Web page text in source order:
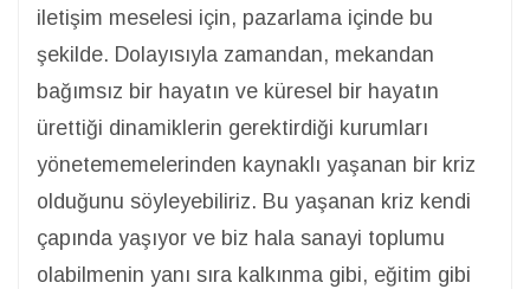
iletişim meselesi için, pazarlama içinde bu
şekilde. Dolayısıyla zamandan, mekandan
bağımsız bir hayatın ve küresel bir hayatın
ürettiği dinamiklerin gerektirdiği kurumları
yönetememelerinden kaynaklı yaşanan bir kriz
olduğunu söyleyebiliriz. Bu yaşanan kriz kendi
çapında yaşıyor ve biz hala sanayi toplumu
olabilmenin yanı sıra kalkınma gibi, eğitim gibi